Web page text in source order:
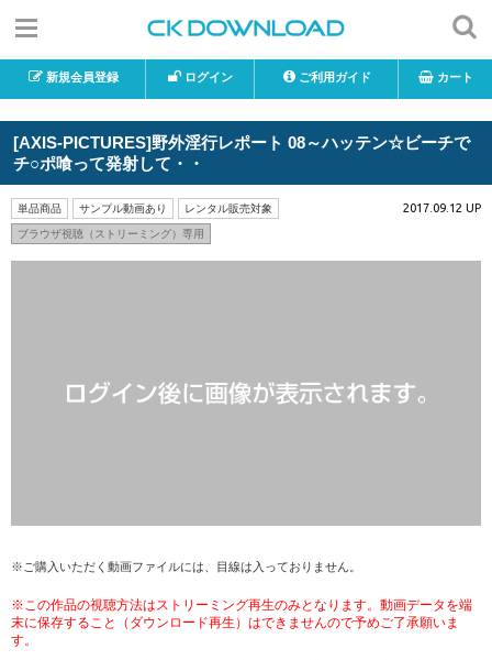
新規会員登録 ログイン ご利用ガイド カート
[AXIS-PICTURES]野外淫行レポート 08～ハッテン☆ビーチで
チ○ポ喰って発射して・・
単品商品 サンプル動画あり レンタル販売対象
ブラウザ視聴（ストリーミング）専用
2017.09.12 UP
※ご購入いただく動画ファイルには、目線は入っておりません。
※この作品の視聴方法はストリーミング再生のみとなります。動画データを端
末に保存すること（ダウンロード再生）はできませんので予めご了承願いま
す。